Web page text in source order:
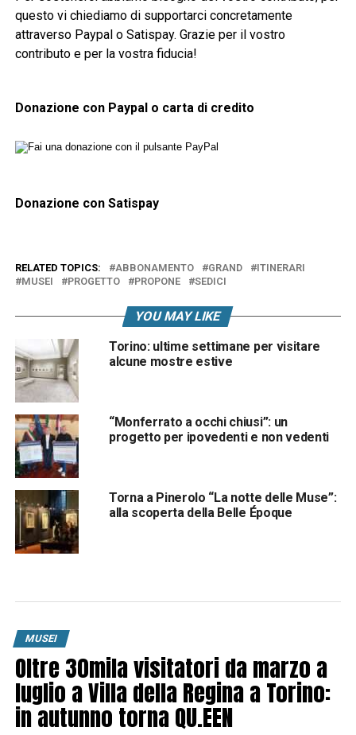
questo vi chiediamo di supportarci concretamente
attraverso Paypal o Satispay. Grazie per il vostro
contributo e per la vostra fiducia!
Donazione con Paypal o carta di credito
Donazione con Satispay
RELATED TOPICS: ABBONAMENTO GRAND
ITINERARI
MUSEI
PROGETTO PROPONE SEDICI
YOU MAY LIKE
Torino: ultime settimane per visitare
alcune mostre estive
“Monferrato a occhi chiusi”: un
progetto per ipovedenti e non vedenti
Torna a Pinerolo “La notte delle Muse”:
alla scoperta della Belle Époque
MUSEI
Oltre 30mila visitatori da marzo a
luglio a Villa della Regina a Torino:
in autunno torna QU.EEN